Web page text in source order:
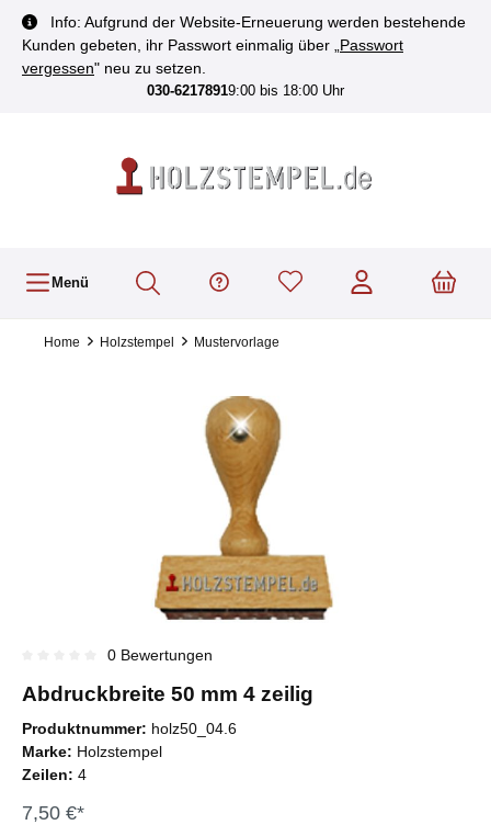
springen
Info: Aufgrund der Website-Erneuerung werden bestehende
Kunden gebeten, ihr Passwort einmalig über „ Passwort
vergessen" neu zu setzen.
030-62178919:00 bis 18:00 Uhr
Menü
Home Holzstempel Mustervorlage
0 Bewertungen
Abdruckbreite 50 mm 4 zeilig
Produktnummer: holz50_04.6
Marke: Holzstempel
Zeilen: 4
7,50 €*